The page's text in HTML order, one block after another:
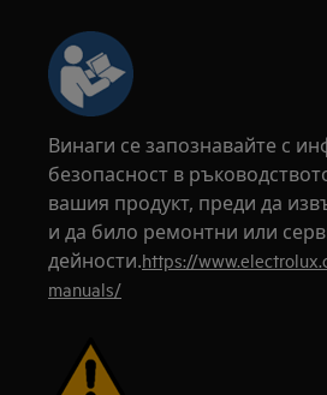
Винаги се запознавайте с
безопасност в
вашия продукт, преди да
и да било ремонтни или
дейности.https://
manuals/